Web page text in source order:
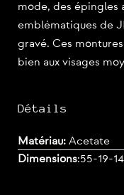
mode, des épingles
emblématiques de
gravé. Ces
bien aux visages
Détails
Matériau: Acetate
Dimensions:55-19-